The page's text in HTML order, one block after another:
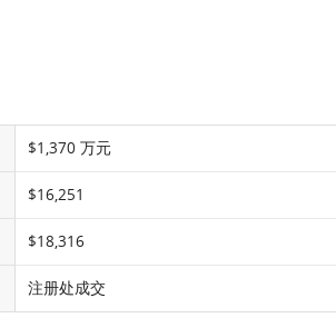
$1,370 万元
$16,251
$18,316
注册处成交